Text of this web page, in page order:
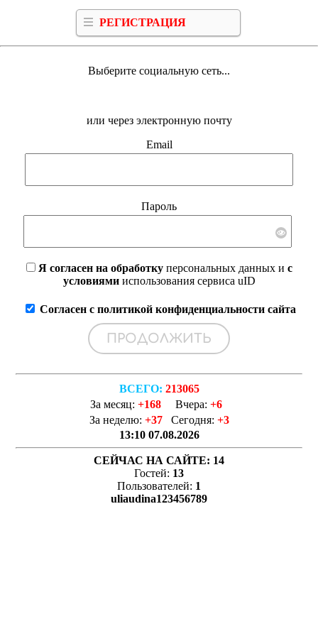
РЕГИСТРАЦИЯ
Выберите социальную сеть...
или через электронную почту
Email
Пароль
Я согласен на обработкуперсональных данных и с
условиямииспользования сервиса uID
Согласен с политикой конфиденциальности сайта
ВСЕГО: 213065
За месяц: +168 Вчера: +6
За неделю: +37 Сегодня: +3
13:10 07.08.2026
СЕЙЧАС НА САЙТЕ: 14
Гостей: 13
Пользователей: 1
uliaudina123456789